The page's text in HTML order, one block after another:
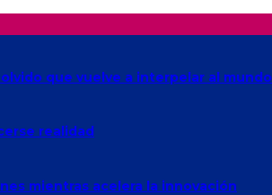
que vuelve a interpelar al mundo
realidad
mientras acelera la innovación